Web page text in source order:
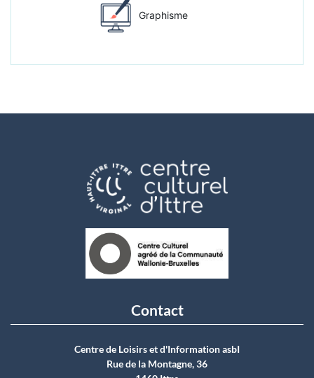
Graphisme
Contact
Centre de Loisirs et d'Information asbI
Rue de la Montagne, 36